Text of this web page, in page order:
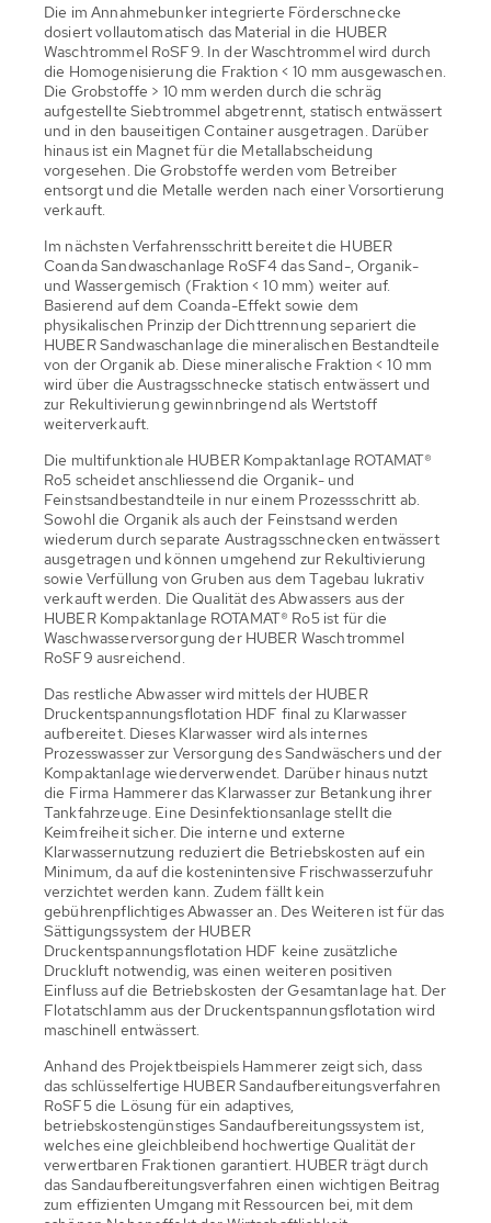
Die im Annahmebunker integrierte Förderschnecke
dosiert vollautomatisch das Material in die HUBER
Waschtrommel RoSF9. In der Waschtrommel wird durch
die Homogenisierung die Fraktion < 10 mm ausgewaschen.
Die Grobstoffe > 10 mm werden durch die schräg
aufgestellte Siebtrommel abgetrennt, statisch entwässert
und in den bauseitigen Container ausgetragen. Darüber
hinaus ist ein Magnet für die Metallabscheidung
vorgesehen. Die Grobstoffe werden vom Betreiber
entsorgt und die Metalle werden nach einer Vorsortierung
verkauft.
Im nächsten Verfahrensschritt bereitet die HUBER
Coanda Sandwaschanlage RoSF4 das Sand-, Organik-
und Wassergemisch (Fraktion < 10 mm) weiter auf.
Basierend auf dem Coanda-Effekt sowie dem
physikalischen Prinzip der Dichttrennung separiert die
HUBER Sandwaschanlage die mineralischen Bestandteile
von der Organik ab. Diese mineralische Fraktion < 10 mm
wird über die Austragsschnecke statisch entwässert und
zur Rekultivierung gewinnbringend als Wertstoff
weiterverkauft.
Die multifunktionale HUBER Kompaktanlage ROTAMAT®
Ro5 scheidet anschliessend die Organik- und
Feinstsandbestandteile in nur einem Prozessschritt ab.
Sowohl die Organik als auch der Feinstsand werden
wiederum durch separate Austragsschnecken entwässert
ausgetragen und können umgehend zur Rekultivierung
sowie Verfüllung von Gruben aus dem Tagebau lukrativ
verkauft werden. Die Qualität des Abwassers aus der
HUBER Kompaktanlage ROTAMAT® Ro5 ist für die
Waschwasserversorgung der HUBER Waschtrommel
RoSF9 ausreichend.
Das restliche Abwasser wird mittels der HUBER
Druckentspannungsflotation HDF final zu Klarwasser
aufbereitet. Dieses Klarwasser wird als internes
Prozesswasser zur Versorgung des Sandwäschers und der
Kompaktanlage wiederverwendet. Darüber hinaus nutzt
die Firma Hammerer das Klarwasser zur Betankung ihrer
Tankfahrzeuge. Eine Desinfektionsanlage stellt die
Keimfreiheit sicher. Die interne und externe
Klarwassernutzung reduziert die Betriebskosten auf ein
Minimum, da auf die kostenintensive Frischwasserzufuhr
verzichtet werden kann. Zudem fällt kein
gebührenpflichtiges Abwasser an. Des Weiteren ist für das
Sättigungssystem der HUBER
Druckentspannungsflotation HDF keine zusätzliche
Druckluft notwendig, was einen weiteren positiven
Einfluss auf die Betriebskosten der Gesamtanlage hat. Der
Flotatschlamm aus der Druckentspannungsflotation wird
maschinell entwässert.
Anhand des Projektbeispiels Hammerer zeigt sich, dass
das schlüsselfertige HUBER Sandaufbereitungsverfahren
RoSF5 die Lösung für ein adaptives,
betriebskostengünstiges Sandaufbereitungssystem ist,
welches eine gleichbleibend hochwertige Qualität der
verwertbaren Fraktionen garantiert. HUBER trägt durch
das Sandaufbereitungsverfahren einen wichtigen Beitrag
zum effizienten Umgang mit Ressourcen bei, mit dem